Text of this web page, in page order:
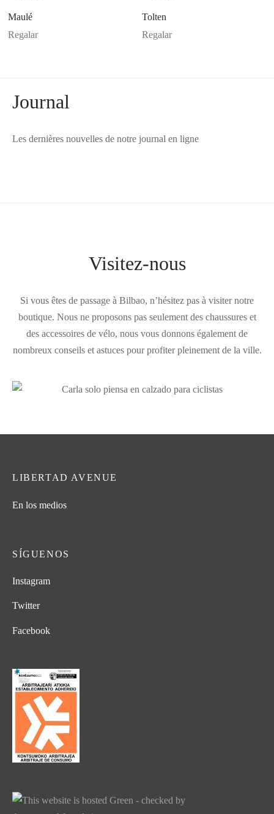
Maulé
Regalar
Tolten
Regalar
Journal
Les dernières nouvelles de notre journal en ligne
Visitez-nous
Si vous êtes de passage à Bilbao, n’hésitez pas à visiter notre
boutique. Nous ne proposons pas seulement des chaussures et
des accessoires de vélo, nous vous donnons également de
nombreux conseils et astuces pour profiter pleinement de la ville.
LIBERTAD AVENUE
En los medios
SÍGUENOS
Instagram
Twitter
Facebook